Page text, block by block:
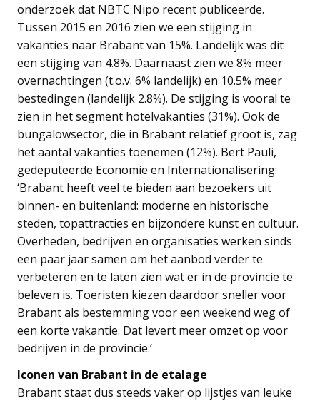
onderzoek dat NBTC Nipo recent publiceerde.
Tussen 2015 en 2016 zien we een stijging in
vakanties naar Brabant van 15%. Landelijk was dit
een stijging van 4.8%. Daarnaast zien we 8% meer
overnachtingen (t.o.v. 6% landelijk) en 10.5% meer
bestedingen (landelijk 2.8%). De stijging is vooral te
zien in het segment hotelvakanties (31%). Ook de
bungalowsector, die in Brabant relatief groot is, zag
het aantal vakanties toenemen (12%). Bert Pauli,
gedeputeerde Economie en Internationalisering:
‘Brabant heeft veel te bieden aan bezoekers uit
binnen- en buitenland: moderne en historische
steden, topattracties en bijzondere kunst en cultuur.
Overheden, bedrijven en organisaties werken sinds
een paar jaar samen om het aanbod verder te
verbeteren en te laten zien wat er in de provincie te
beleven is. Toeristen kiezen daardoor sneller voor
Brabant als bestemming voor een weekend weg of
een korte vakantie. Dat levert meer omzet op voor
bedrijven in de provincie.’
Iconen van Brabant in de etalage
Brabant staat dus steeds vaker op lijstjes van leuke